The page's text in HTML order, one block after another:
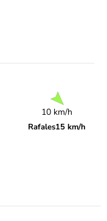
10 km/h
Rafales15 km/h